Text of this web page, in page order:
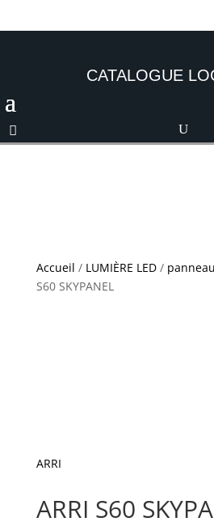
CATALOGUE
Accueil / LUMIÈRE LED/
S60 SKYPANEL
ARRI
ARRI S60